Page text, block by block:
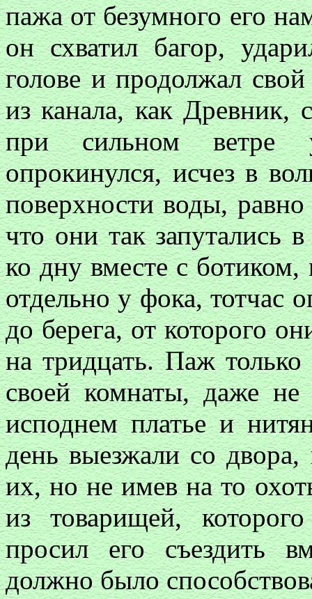
пажа от безумного его
он схватил багор,
голове и продолжал
из канала, как
при сильном ветре
опрокинулся, исчез в
поверхности воды,
что они так запутались
ко дну вместе с
отдельно у фока, тотчас
до берега, от которого
на тридцать. Паж
своей комнаты, даже не
исподнем платье и
день выезжали со двора,
их, но не имев на то
из товарищей,
просил его съездить
должно было